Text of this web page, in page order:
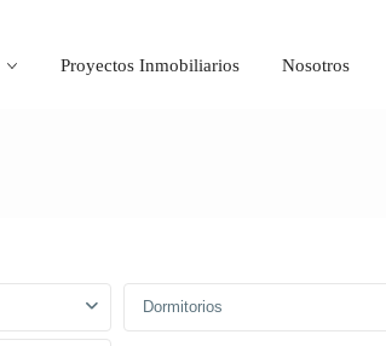
Proyectos Inmobiliarios Nosotros
Dormitorios